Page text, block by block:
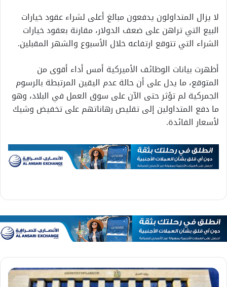
لا يزال المتداولون يدفعون مبالغ أعلى لشراء عقود خيارات
البيع التي تراهن على ضعف الدولار، مقارنة بعقود خيارات
الشراء التي تتوقع ارتفاعه خلال الأسبوع والشهر المقبلين.
أظهرت بيانات الوظائف الأميركية أمس أداء أقوى من
المتوقع، ما يدل على أن حالة عدم اليقين المرتبطة بالرسوم
الجمركية لم تؤثر حتى الآن على سوق العمل في البلاد، وهو
ما دفع المتداولين إلى تقليص رهاناتهم على تخفيض وشيك
لأسعار الفائدة.